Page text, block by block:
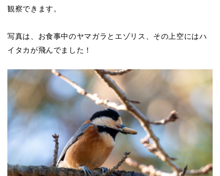
観察できます。
写真は、お食事中のヤマガラとエゾリス、その上空にはハ
イタカが飛んでました！